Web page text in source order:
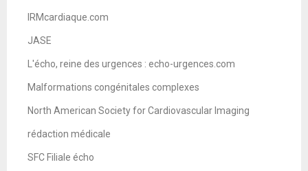
IRMcardiaque.com
JASE
L'écho, reine des urgences : echo-urgences.com
Malformations congénitales complexes
North American Society for Cardiovascular Imaging
rédaction médicale
SFC Filiale écho